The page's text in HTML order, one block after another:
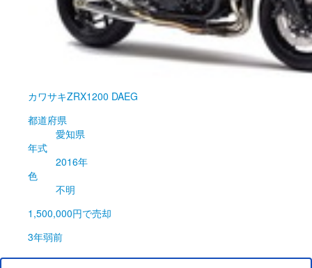
カワサキZRX1200 DAEG
都道府県
愛知県
年式
2016年
色
不明
1,500,000円で売却
3年弱前